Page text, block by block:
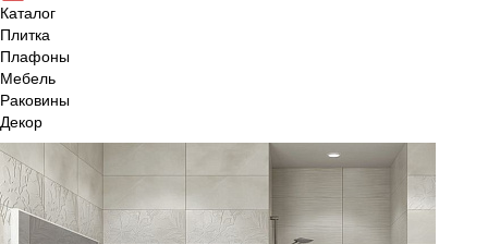
Каталог
Плитка
Плафоны
Мебель
Раковины
Декор